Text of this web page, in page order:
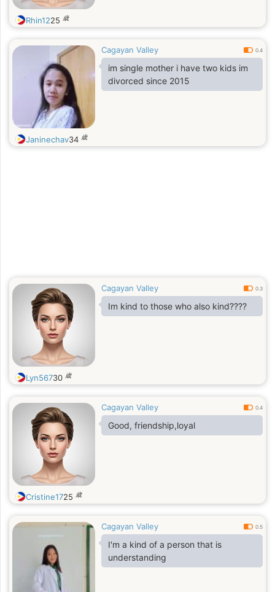
Rhin1225 歳
Cagayan Valley 0.4
im single mother i have two kids im
divorced since 2015
Janinechav34 歳
Cagayan Valley 0.3
Im kind to those who also kind????
Lyn56730 歳
Cagayan Valley 0.4
Good, friendship,loyal
Cristine1725 歳
Cagayan Valley 0.5
I'm a kind of a person that is
understanding